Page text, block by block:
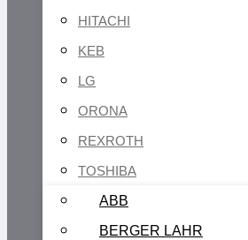
HITACHI
KEB
LG
ORONA
REXROTH
TOSHIBA
ABB
BERGER LAHR